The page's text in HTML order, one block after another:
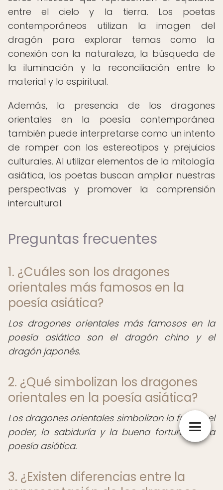
entre el cielo y la tierra. Los poetas
contemporáneos utilizan la imagen del
dragón para explorar temas como la
conexión con la naturaleza, la búsqueda de
la iluminación y la reconciliación entre lo
material y lo espiritual.
Además, la presencia de los dragones
orientales en la poesía contemporánea
también puede interpretarse como un intento
de romper con los estereotipos y prejuicios
culturales. Al utilizar elementos de la mitología
asiática, los poetas buscan ampliar nuestras
perspectivas y promover la comprensión
intercultural.
Preguntas frecuentes
1. ¿Cuáles son los dragones
orientales más famosos en la
poesía asiática?
Los dragones orientales más famosos en la
poesía asiática son el dragón chino y el
dragón japonés.
2. ¿Qué simbolizan los dragones
orientales en la poesía asiática?
Los dragones orientales simbolizan la fuerza, el
poder, la sabiduría y la buena fortuna en la
poesía asiática.
3. ¿Existen diferencias entre la